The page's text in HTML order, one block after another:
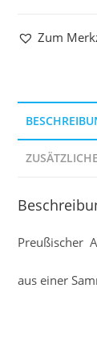
Zum
Preußischer
aus einer